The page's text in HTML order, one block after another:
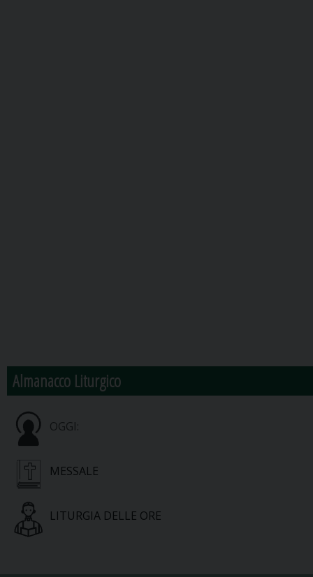
Almanacco Liturgico
OGGI:
MESSALE
LITURGIA DELLE ORE